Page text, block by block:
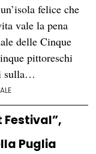
felice che
vale la pena
delle Cinque
pittoreschi
sulla…
Festival”,
Puglia